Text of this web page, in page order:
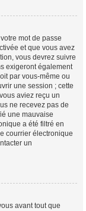
mot de passe
et que vous avez
vous devrez suivre
exigeront également
par vous-même ou
une session ; cette
aviez reçu un
ne recevez pas de
une mauvaise
a été filtré en
courrier électronique
un
avant tout que